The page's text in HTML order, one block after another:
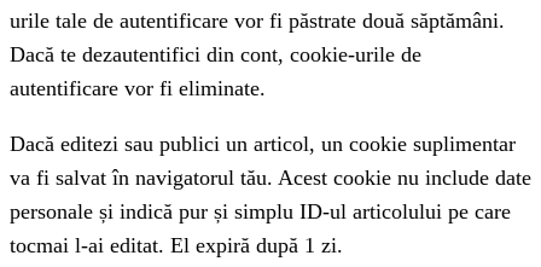
urile tale de autentificare vor fi păstrate două săptămâni.
Dacă te dezautentifici din cont, cookie-urile de
autentificare vor fi eliminate.
Dacă editezi sau publici un articol, un cookie suplimentar
va fi salvat în navigatorul tău. Acest cookie nu include date
personale și indică pur și simplu ID-ul articolului pe care
tocmai l-ai editat. El expiră după 1 zi.